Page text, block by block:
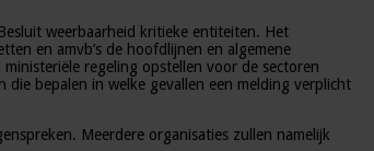
weerbaarheid kritieke entiteiten. Het
en amvb’s de hoofdlijnen en algemene
regeling opstellen voor de sectoren
bepalen in welke gevallen een melding verplicht
Meerdere organisaties zullen namelijk